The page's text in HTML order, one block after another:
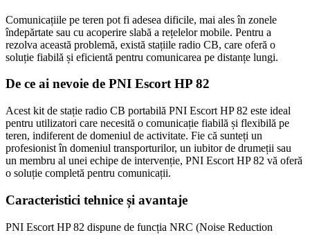
Comunicațiile pe teren pot fi adesea dificile, mai ales în zonele
îndepărtate sau cu acoperire slabă a rețelelor mobile. Pentru a
rezolva această problemă, există stațiile radio CB, care oferă o
soluție fiabilă și eficientă pentru comunicarea pe distanțe lungi.
De ce ai nevoie de PNI Escort HP 82
Acest kit de stație radio CB portabilă PNI Escort HP 82 este ideal
pentru utilizatori care necesită o comunicație fiabilă și flexibilă pe
teren, indiferent de domeniul de activitate. Fie că sunteți un
profesionist în domeniul transporturilor, un iubitor de drumeții sau
un membru al unei echipe de intervenție, PNI Escort HP 82 vă oferă
o soluție completă pentru comunicații.
Caracteristici tehnice și avantaje
PNI Escort HP 82 dispune de funcția NRC (Noise Reduction